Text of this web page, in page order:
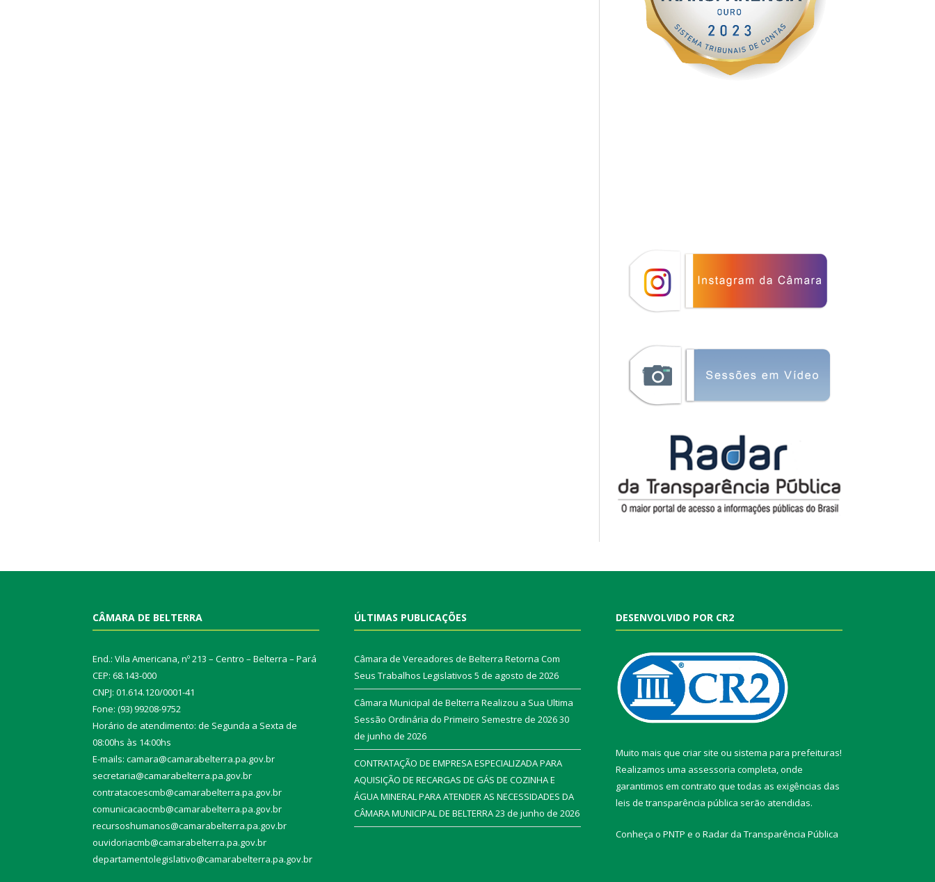
CÂMARA DE BELTERRA
End.: Vila Americana, nº 213 – Centro – Belterra – Pará
CEP: 68.143-000
CNPJ: 01.614.120/0001-41
Fone: (93) 99208-9752
Horário de atendimento: de Segunda a Sexta de
08:00hs às 14:00hs
E-mails: camara@camarabelterra.pa.gov.br
secretaria@camarabelterra.pa.gov.br
contratacoescmb@camarabelterra.pa.gov.br
comunicacaocmb@camarabelterra.pa.gov.br
recursoshumanos@camarabelterra.pa.gov.br
ouvidoriacmb@camarabelterra.pa.gov.br
departamentolegislativo@camarabelterra.pa.gov.br
ÚLTIMAS PUBLICAÇÕES
Câmara de Vereadores de Belterra Retorna Com
Seus Trabalhos Legislativos 5 de agosto de 2026
Câmara Municipal de Belterra Realizou a Sua Ultima
Sessão Ordinária do Primeiro Semestre de 202630
de junho de 2026
CONTRATAÇÃO DE EMPRESA ESPECIALIZADA PARA
AQUISIÇÃO DE RECARGAS DE GÁS DE COZINHA E
ÁGUA MINERAL PARA ATENDER AS NECESSIDADES DA
CÂMARA MUNICIPAL DE BELTERRA23 de junho de 2026
DESENVOLVIDO POR CR2
Muito mais que criar site ou sistema para prefeituras!
Realizamos uma assessoria completa, onde
garantimos em contrato que todas as exigências das
leis de transparência pública serão atendidas.
Conheça o PNTP e o Radar da Transparência Pública